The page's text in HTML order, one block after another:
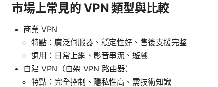
市場上常見的 VPN 類型與比較
商業 VPN
特點：廣泛伺服器、穩定性好、售後支援完整
適用：日常上網、影音串流、遊戲
自建 VPN（自架 VPN 路由器）
特點：完全控制、隱私性高、需技術知識